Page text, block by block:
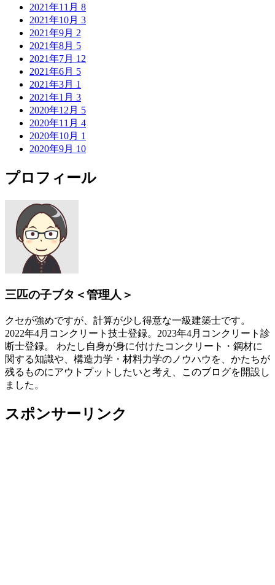
2021年11月 8
2021年10月 3
2021年9月 2
2021年8月 5
2021年7月 12
2021年6月 5
2021年3月 1
2021年1月 3
2020年12月 5
2020年11月 4
2020年10月 1
2020年9月 10
プロフィール
三匹の子ブタ＜管理人＞
クセが強めですが、計算が少し得意な一級建築士です。
2022年4月コンクリート技士登録。2023年4月コンクリート診
断士登録。 わたし自身が身に付けたコンクリート・鋼材に
関する知識や、構造力学・材料力学のノウハウを、かたちが
残るものにアウトプットしたいと考え、このブログを開設し
ました。
スポンサーリンク